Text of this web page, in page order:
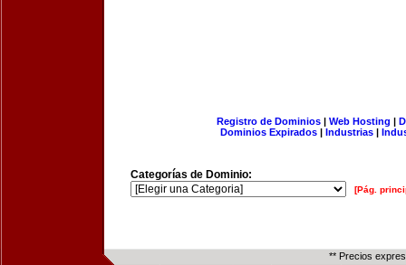
Registro de Dominios| Web Hosting |
Dominios Expirados | Industrias |
Categorías de Dominio:
[Pág.
** Precios